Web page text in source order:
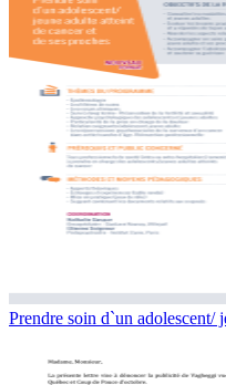
Prendre soin d`un adolescent/